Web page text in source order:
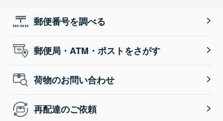
郵便番号を調べる
郵便局・ATM・ポストをさがす
荷物のお問い合わせ
再配達のご依頼